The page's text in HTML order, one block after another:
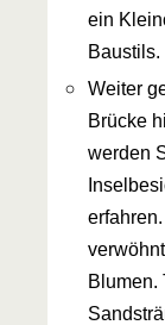
ein
Baustils.
Weiter
Brücke
werden
Blumen.